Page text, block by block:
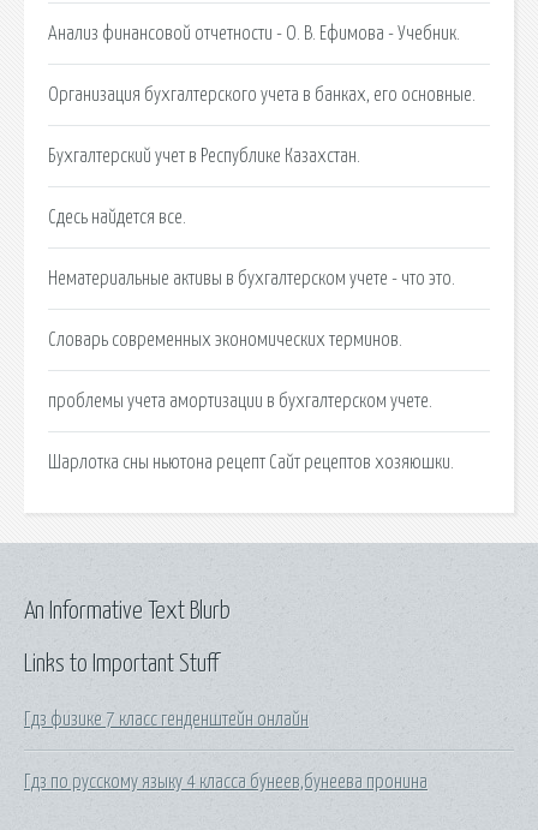
Анализ финансовой отчетности - О. В. Ефимова - Учебник.
Организация бухгалтерского учета в банках, его основные.
Бухгалтерский учет в Республике Казахстан.
Сдесь найдется все.
Нематериальные активы в бухгалтерском учете - что это.
Словарь современных экономических терминов.
проблемы учета амортизации в бухгалтерском учете.
Шарлотка сны ньютона рецепт Сайт рецептов хозяюшки.
Links to Important Stuff
Гдз физике 7 класс генденштейн онлайн
Гдз по русскому языку 4 класса бунеев,бунеева пронина
An Informative Text Blurb